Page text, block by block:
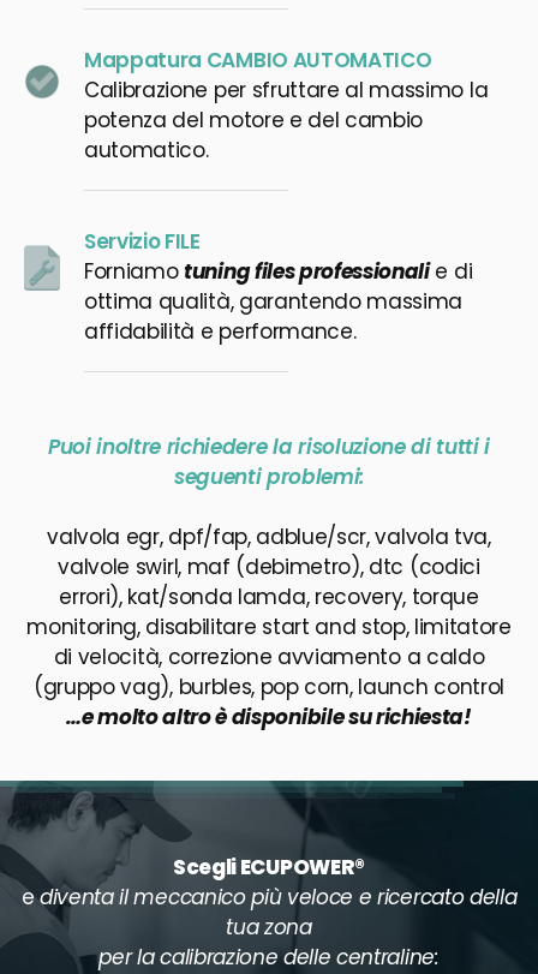
Mappatura CAMBIO AUTOMATICO
Calibrazione per sfruttare al massimo la
potenza del motore e del cambio
automatico.
Servizio FILE
Forniamotuning files professionalie di
ottima qualità, garantendo massima
affidabilità e performance.
Puoi inoltre richiedere la risoluzione di tutti i
seguenti problemi:
valvola egr, dpf/fap, adblue/scr, valvola tva,
valvole swirl, maf (debimetro), dtc (codici
errori), kat/sonda lamda, recovery, torque
monitoring, disabilitare start and stop, limitatore
di velocità, correzione avviamento a caldo
(gruppo vag), burbles, pop corn, launch control
…e molto altro è disponibile su richiesta!
Scegli ECUPOWER®
ediventa il meccanico più veloce e ricercato della
tua zona
per la calibrazione delle centraline: